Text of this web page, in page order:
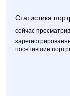
Статистика
сейчас
посетившие